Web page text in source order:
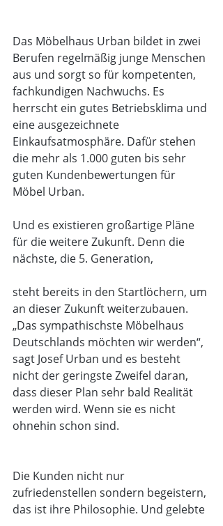
Das Möbelhaus Urban bildet in zwei
Berufen regelmäßig junge Menschen
aus und sorgt so für kompetenten,
fachkundigen Nachwuchs. Es
herrscht ein gutes Betriebsklima und
eine ausgezeichnete
Einkaufsatmosphäre. Dafür stehen
die mehr als 1.000 guten bis sehr
guten Kundenbewertungen für
Möbel Urban.
Und es existieren großartige Pläne
für die weitere Zukunft. Denn die
nächste, die 5. Generation,
steht bereits in den Startlöchern, um
an dieser Zukunft weiterzubauen.
„Das sympathischste Möbelhaus
Deutschlands möchten wir werden“,
sagt Josef Urban und es besteht
nicht der geringste Zweifel daran,
dass dieser Plan sehr bald Realität
werden wird. Wenn sie es nicht
ohnehin schon sind.
Die Kunden nicht nur
zufriedenstellen sondern begeistern,
das ist ihre Philosophie. Und gelebte